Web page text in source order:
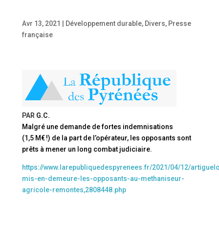
Avr 13, 2021 Développement durable, Divers, Presse
française
PAR G.C.
Malgré une demande de fortes indemnisations
(1,5 M€ !) de la part de l’opérateur, les opposants sont
prêts à mener un long combat judiciaire.
https://www.larepubliquedespyrenees.fr/2021/04/12/
mis-en-demeure-les-opposants-au-methaniseur-
agricole-remontes,2808448.php